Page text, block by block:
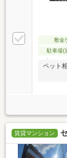
敷金
駐車場(
ペット
賃貸マンション